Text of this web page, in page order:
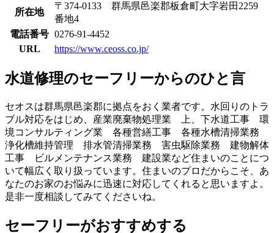
所在地
〒374-0133 群馬県邑楽郡板倉町大字岩田2259
番地4
電話番号 0276-91-4452
URL
https://www.ceoss.co.jp/
水道修理のセーフリーからのひと言
セオスは群馬県邑楽郡に拠点をおく業者です。水回りのトラ
ブル対応をはじめ、産業廃棄物処理業 上、下水道工事 環
境コンサルティング業 各種営繕工事 各種水槽清掃業務
浄化槽維持管理 排水管清掃業務 害虫駆除業務 建物解体
工事 ビルメンテナンス業務 建設業など住まいのことにつ
いて幅広く取り扱っています。住まいのプロだからこそ、あ
なたのお家のお悩みに迅速に対応してくれると思いますよ。
是非一度相談してみてくださいね。
セーフリーがおすすめする